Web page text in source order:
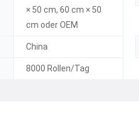
× 50 cm, 60 cm × 50
cm oder OEM
China
8000 Rollen/Tag